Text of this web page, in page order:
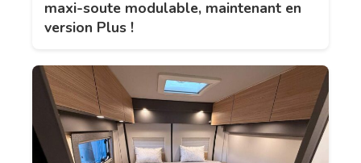
maxi-soute modulable, maintenant en
version Plus !